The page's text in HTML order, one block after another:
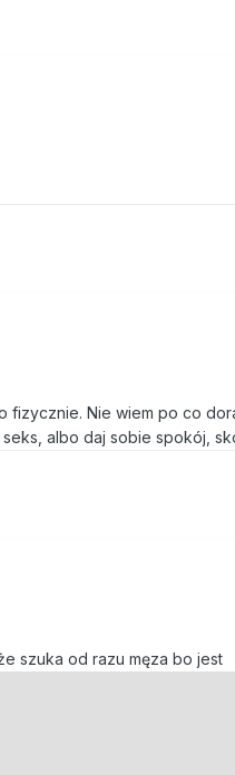
fizycznie. Nie wiem po co
albo daj sobie spokój,
szuka od razu męza bo jest